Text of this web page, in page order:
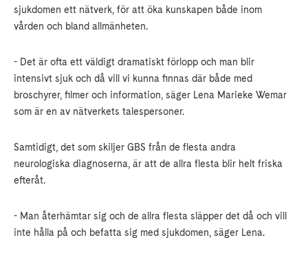
sjukdomen ett nätverk, för att öka kunskapen både inom
vården och bland allmänheten.
- Det är ofta ett väldigt dramatiskt förlopp och man blir
intensivt sjuk och då vill vi kunna finnas där både med
broschyrer, filmer och information, säger Lena Marieke Wemar
som är en av nätverkets talespersoner.
Samtidigt, det som skiljer GBS från de flesta andra
neurologiska diagnoserna, är att de allra flesta blir helt friska
efteråt.
- Man återhämtar sig och de allra flesta släpper det då och vill
inte hålla på och befatta sig med sjukdomen, säger Lena.